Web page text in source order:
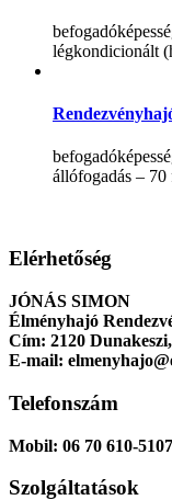
légkondicionált
állófogadás – 70
Elérhetőség
JÓNÁS SIMON
Élményhajó
Cím: 2120
E-mail:
Telefonszám
Mobil: 06 70 610-5107
Szolgáltatások